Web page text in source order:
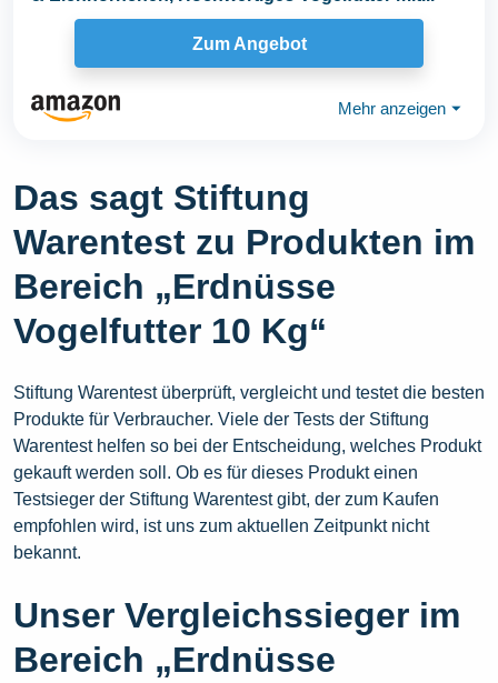
Zum Angebot
Mehr anzeigen ⏷
Das sagt Stiftung
Warentest zu Produkten im
Bereich „Erdnüsse
Vogelfutter 10 Kg“
Stiftung Warentest überprüft, vergleicht und testet die besten
Produkte für Verbraucher. Viele der Tests der Stiftung
Warentest helfen so bei der Entscheidung, welches Produkt
gekauft werden soll. Ob es für dieses Produkt einen
Testsieger der Stiftung Warentest gibt, der zum Kaufen
empfohlen wird, ist uns zum aktuellen Zeitpunkt nicht
bekannt.
Unser Vergleichssieger im
Bereich „Erdnüsse